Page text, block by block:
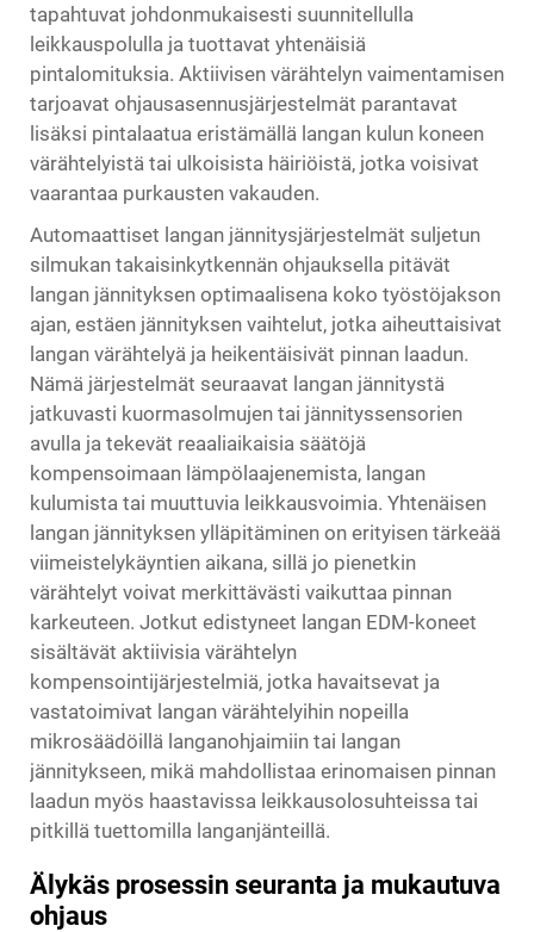
tapahtuvat johdonmukaisesti suunnitellulla
leikkauspolulla ja tuottavat yhtenäisiä
pintalomituksia. Aktiivisen värähtelyn vaimentamisen
tarjoavat ohjausasennusjärjestelmät parantavat
lisäksi pintalaatua eristämällä langan kulun koneen
värähtelyistä tai ulkoisista häiriöistä, jotka voisivat
vaarantaa purkausten vakauden.
Automaattiset langan jännitysjärjestelmät suljetun
silmukan takaisinkytkennän ohjauksella pitävät
langan jännityksen optimaalisena koko työstöjakson
ajan, estäen jännityksen vaihtelut, jotka aiheuttaisivat
langan värähtelyä ja heikentäisivät pinnan laadun.
Nämä järjestelmät seuraavat langan jännitystä
jatkuvasti kuormasolmujen tai jännityssensorien
avulla ja tekevät reaaliaikaisia säätöjä
kompensoimaan lämpölaajenemista, langan
kulumista tai muuttuvia leikkausvoimia. Yhtenäisen
langan jännityksen ylläpitäminen on erityisen tärkeää
viimeistelykäyntien aikana, sillä jo pienetkin
värähtelyt voivat merkittävästi vaikuttaa pinnan
karkeuteen. Jotkut edistyneet langan EDM-koneet
sisältävät aktiivisia värähtelyn
kompensointijärjestelmiä, jotka havaitsevat ja
vastatoimivat langan värähtelyihin nopeilla
mikrosäädöillä langanohjaimiin tai langan
jännitykseen, mikä mahdollistaa erinomaisen pinnan
laadun myös haastavissa leikkausolosuhteissa tai
pitkillä tuettomilla langanjänteillä.
Älykäs prosessin seuranta ja mukautuva
ohjaus